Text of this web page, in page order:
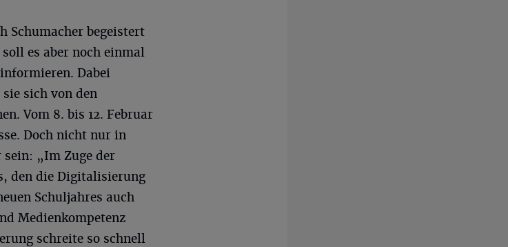
Schumacher begeistert
es aber noch einmal
Dabei
sich von den
Vom 8. bis 12. Februar
Doch nicht nur in
„Im Zuge der
den die Digitalisierung
Schuljahres auch
Medienkompetenz
schreite so schnell